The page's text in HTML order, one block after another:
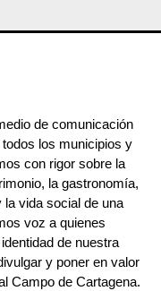
de comunicación
los municipios y
con rigor sobre la
la gastronomía,
vida social de una
voz a quienes
de nuestra
y poner en valor
Campo de Cartagena.